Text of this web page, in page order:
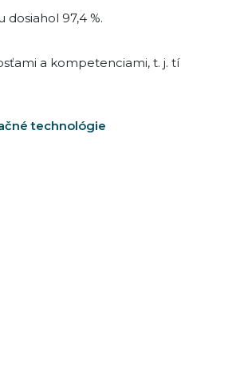
97,4 %.
a kompetenciami, t. j. tí
technológie